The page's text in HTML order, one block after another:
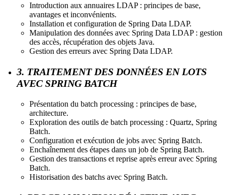
Introduction aux annuaires LDAP : principes de base,
avantages et inconvénients.
Installation et configuration de Spring Data LDAP.
Manipulation des données avec Spring Data LDAP : gestion
des accès, récupération des objets Java.
Gestion des erreurs avec Spring Data LDAP.
3. TRAITEMENT DES DONNÉES EN LOTS
AVEC SPRING BATCH
Présentation du batch processing : principes de base,
architecture.
Exploration des outils de batch processing : Quartz, Spring
Batch.
Configuration et exécution de jobs avec Spring Batch.
Enchaînement des étapes dans un job de Spring Batch.
Gestion des transactions et reprise après erreur avec Spring
Batch.
Historisation des batchs avec Spring Batch.